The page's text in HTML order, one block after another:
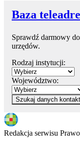
Baza
Sprawdź darmowy
urzędów.
Rodzaj instytucji:
Województwo:
Szukaj danych
Redakcja serwisu